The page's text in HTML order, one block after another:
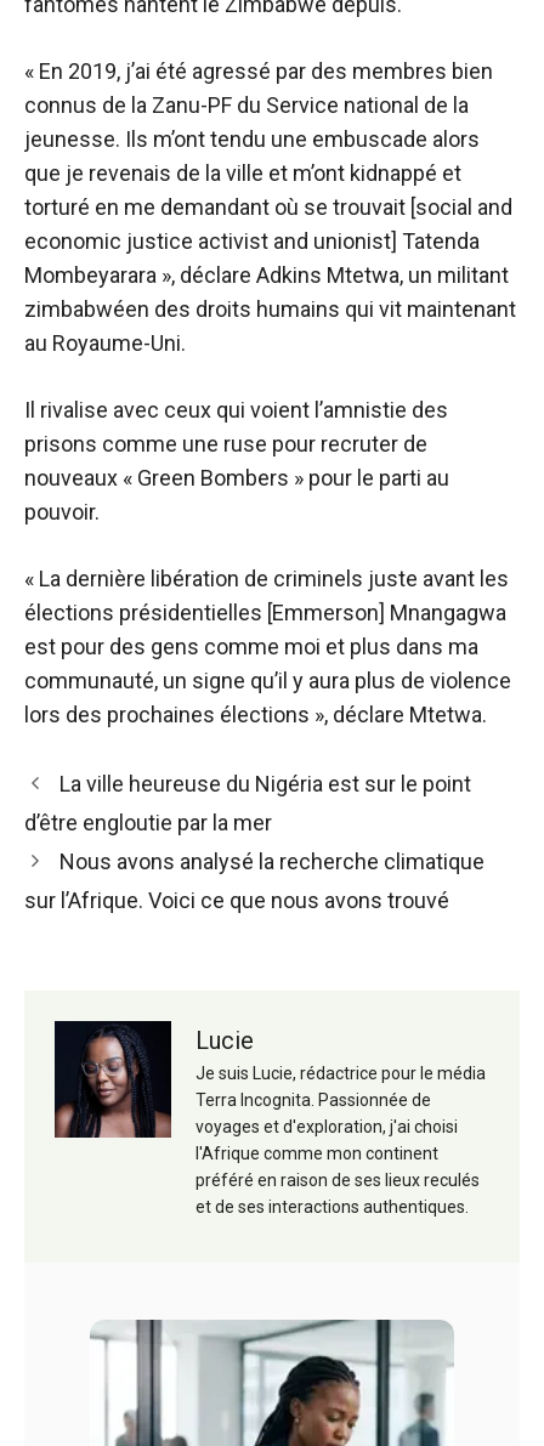
« En 2019, j’ai été agressé par des membres bien
connus de la Zanu-PF du Service national de la
jeunesse. Ils m’ont tendu une embuscade alors
que je revenais de la ville et m’ont kidnappé et
torturé en me demandant où se trouvait [social and
economic justice activist and unionist] Tatenda
Mombeyarara », déclare Adkins Mtetwa, un militant
zimbabwéen des droits humains qui vit maintenant
au Royaume-Uni.
Il rivalise avec ceux qui voient l’amnistie des
prisons comme une ruse pour recruter de
nouveaux « Green Bombers » pour le parti au
pouvoir.
« La dernière libération de criminels juste avant les
élections présidentielles [Emmerson] Mnangagwa
est pour des gens comme moi et plus dans ma
communauté, un signe qu’il y aura plus de violence
lors des prochaines élections », déclare Mtetwa.
Navigation
des
La ville heureuse du Nigéria est sur le point
d’être engloutie par la mer
Nous avons analysé la recherche climatique
sur l’Afrique. Voici ce que nous avons trouvé
Lucie
Je suis Lucie, rédactrice pour le média
Terra Incognita. Passionnée de
voyages et d'exploration, j'ai choisi
l'Afrique comme mon continent
préféré en raison de ses lieux reculés
et de ses interactions authentiques.